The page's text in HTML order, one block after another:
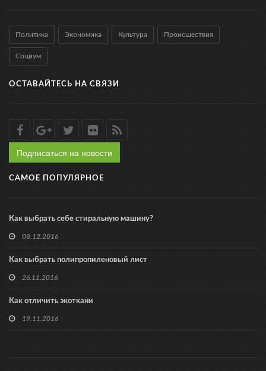
Политика Экономика Культура Происшествия
Социум
ОСТАВАЙТЕСЬ НА СВЯЗИ
Подписаться на новости
САМОЕ ПОПУЛЯРНОЕ
Как выбрать себе стиральную машину?
08.12.2016
Как выбрать полипропиленовый лист
26.11.2016
Как отличить экоткани
19.11.2016